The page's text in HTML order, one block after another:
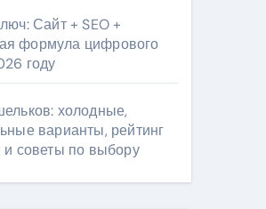
Сайт + SEO +
формула цифрового
году
холодные,
варианты, рейтинг
и советы по выбору